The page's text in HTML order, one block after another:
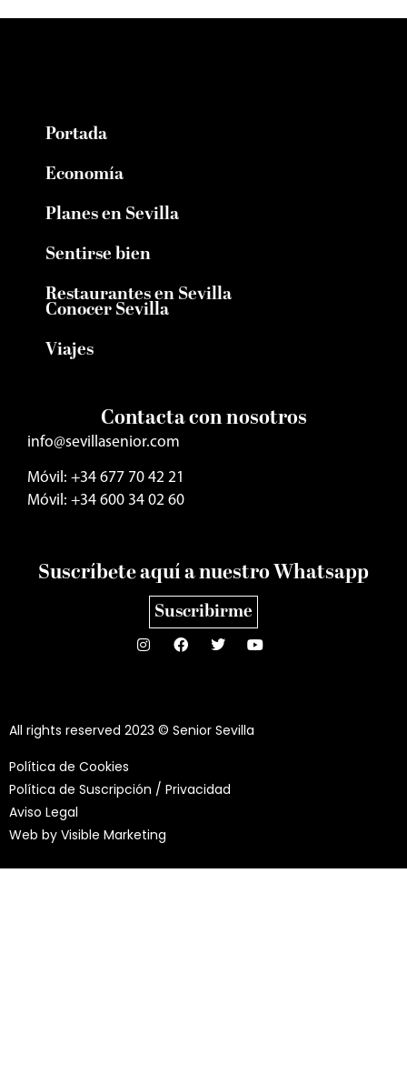
Portada
Economía
Planes en Sevilla
Sentirse bien
Restaurantes en Sevilla
Conocer Sevilla
Viajes
Contacta con nosotros
info@sevillasenior.com
Móvil: +34 677 70 42 21
Móvil: +34 600 34 02 60
Suscríbete aquí a nuestro Whatsapp
Suscribirme
All rights reserved 2023 © Senior Sevilla
Política de Cookies
Política de Suscripción / Privacidad
Aviso Legal
Web by Visible Marketing